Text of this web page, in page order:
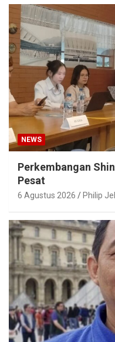
NEWS
Perkembangan
Pesat
6 Agustus 2026 Philip